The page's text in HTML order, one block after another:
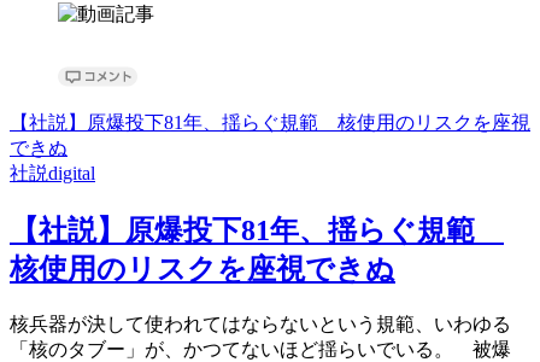
【社説】原爆投下81年、揺らぐ規範 核使用のリスクを座視
できぬ
社説digital
【社説】原爆投下81年、揺らぐ規範
核使用のリスクを座視できぬ
核兵器が決して使われてはならないという規範、いわゆる
「核のタブー」が、かつてないほど揺らいでいる。 被爆